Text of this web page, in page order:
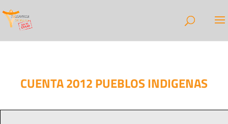
CUENTA 2012 PUEBLOS INDIGENAS